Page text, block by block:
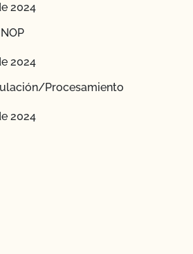
2024
2024
Procesamiento
2024